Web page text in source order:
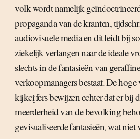
volk wordt namelijk
propaganda van de kranten,
audiovisuele media en dit leidt bij
ziekelijk verlangen naar de ideale
slechts in de fantasieën van
verkoopmanagers bestaat. De hoge
kijkcijfers bewijzen echter dat er bij
meerderheid van de bevolking
gevisualiseerde fantasieën, wat